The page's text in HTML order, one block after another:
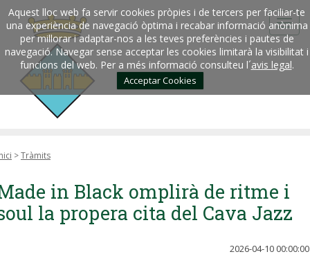
Aquest lloc web fa servir cookies pròpies i de tercers per faciliar-te
una experiència de navegació òptima i recabar informació anònima
per millorar i adaptar-nos a les teves preferències i pautes de
navegació. Navegar sense acceptar les cookies limitarà la visibilitat i
funcions del web. Per a més informació consulteu l´avis legal.
Acceptar Cookies
>Tràmits
in Black omplirà de ritme i
la propera cita del Cava Jazz
2026-04-10 00:00:00